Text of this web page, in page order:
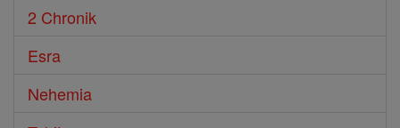
2 Chronik
Esra
Nehemia